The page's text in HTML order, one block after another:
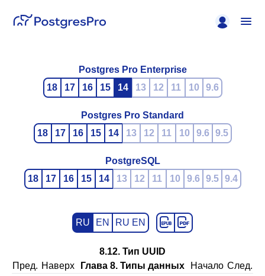
Postgres Pro Enterprise
18
17 16 15 14 13 12 11 10 9.6
Postgres Pro Standard
18
17 16 15 14 13 12 11 10 9.6 9.5
PostgreSQL
18
17 16 15 14 13 12 11 10 9.6 9.5 9.4
RU EN RU EN
8.12. Тип UUID
Пред. Наверх Глава 8. Типы данных Начало След.